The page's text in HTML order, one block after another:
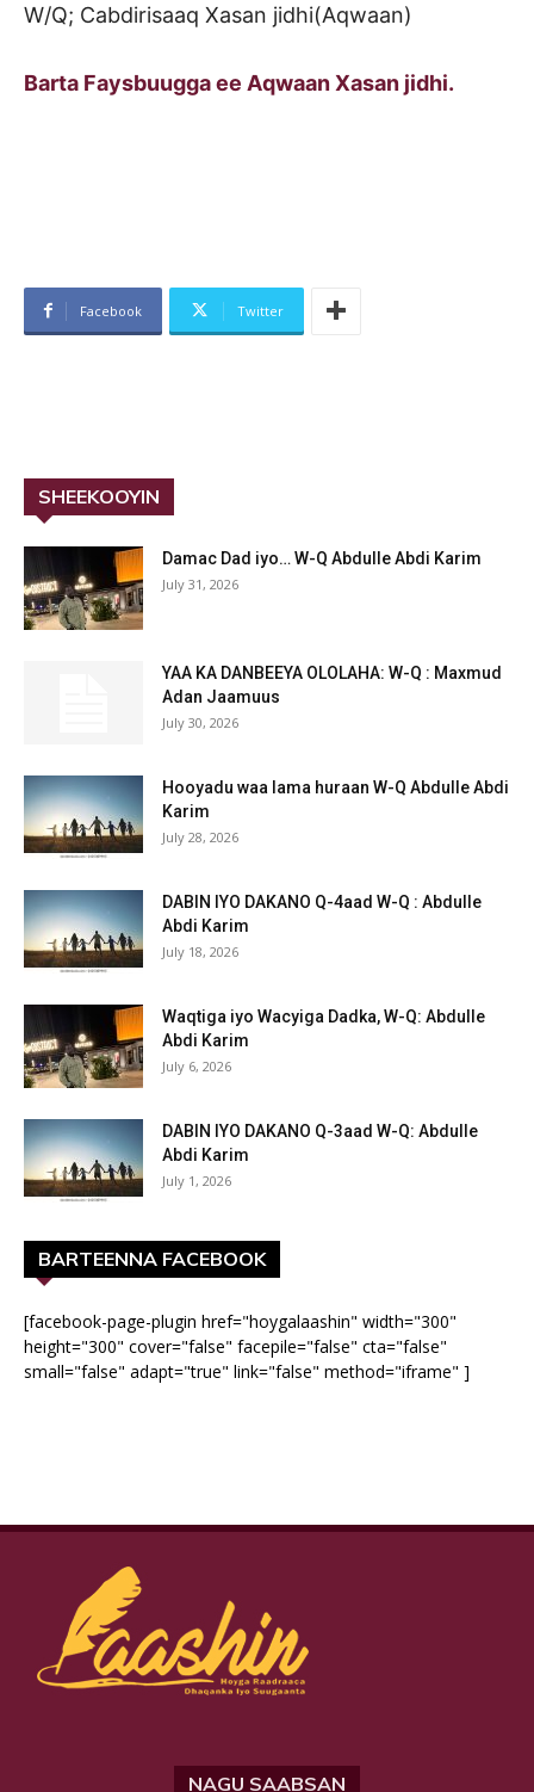
W/Q; Cabdirisaaq Xasan jidhi(Aqwaan)
Barta Faysbuugga ee Aqwaan Xasan jidhi.
Facebook Twitter
SHEEKOOYIN
Damac Dad iyo… W-Q Abdulle Abdi Karim
July 31, 2026
YAA KA DANBEEYA OLOLAHA: W-Q : Maxmud
Adan Jaamuus
July 30, 2026
Hooyadu waa lama huraan W-Q Abdulle Abdi
Karim
July 28, 2026
DABIN IYO DAKANO Q-4aad W-Q : Abdulle
Abdi Karim
July 18, 2026
Waqtiga iyo Wacyiga Dadka, W-Q: Abdulle
Abdi Karim
July 6, 2026
DABIN IYO DAKANO Q-3aad W-Q: Abdulle
Abdi Karim
July 1, 2026
BARTEENNA FACEBOOK
[facebook-page-plugin href="hoygalaashin" width="300"
height="300" cover="false" facepile="false" cta="false"
small="false" adapt="true" link="false" method="iframe" ]
NAGU SAABSAN